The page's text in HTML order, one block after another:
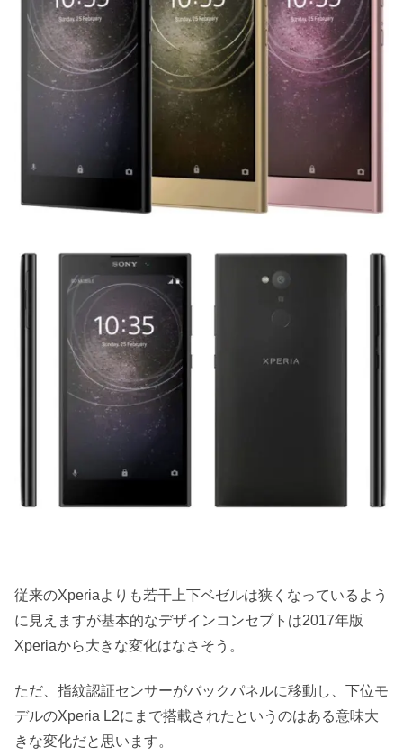
従来のXperiaよりも若干上下ベゼルは狭くなっているよう
に見えますが基本的なデザインコンセプトは2017年版
Xperiaから大きな変化はなさそう。
ただ、指紋認証センサーがバックパネルに移動し、下位モ
デルのXperia L2にまで搭載されたというのはある意味大
きな変化だと思います。